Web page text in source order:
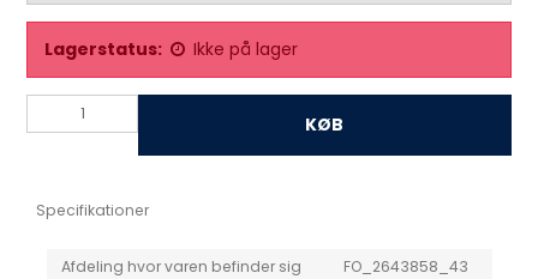
Lagerstatus: Ikke på lager
KØB
Specifikationer
Afdeling hvor varen befinder sig
FO_2643858_43